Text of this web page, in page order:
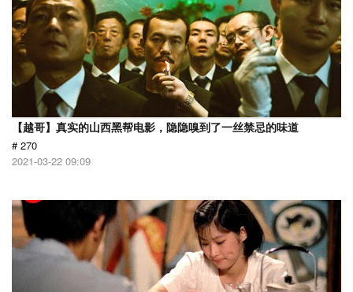
【越哥】真实的山西黑帮电影，隐隐嗅到了一丝禁忌的味道
# 270
2021-03-22 09:09